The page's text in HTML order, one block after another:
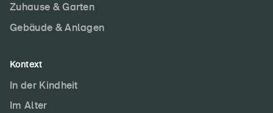
Zuhause & Garten
Gebäude & Anlagen
Kontext
In der Kindheit
Im Alter